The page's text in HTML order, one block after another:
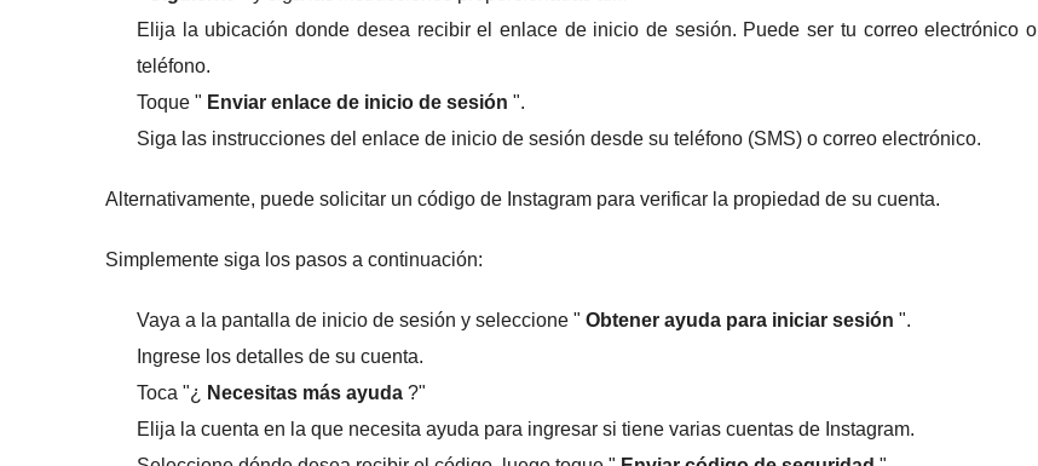
Elija la ubicación donde desea recibir el enlace de inicio de sesión. Puede ser tu correo electrónico o
teléfono.
Toque " Enviar enlace de inicio de sesión ".
Siga las instrucciones del enlace de inicio de sesión desde su teléfono (SMS) o correo electrónico.
Alternativamente, puede solicitar un código de Instagram para verificar la propiedad de su cuenta.
Simplemente siga los pasos a continuación:
Vaya a la pantalla de inicio de sesión y seleccione " Obtener ayuda para iniciar sesión ".
Ingrese los detalles de su cuenta.
Toca "¿
Necesitas más ayuda ?"
Elija la cuenta en la que necesita ayuda para ingresar si tiene varias cuentas de Instagram.